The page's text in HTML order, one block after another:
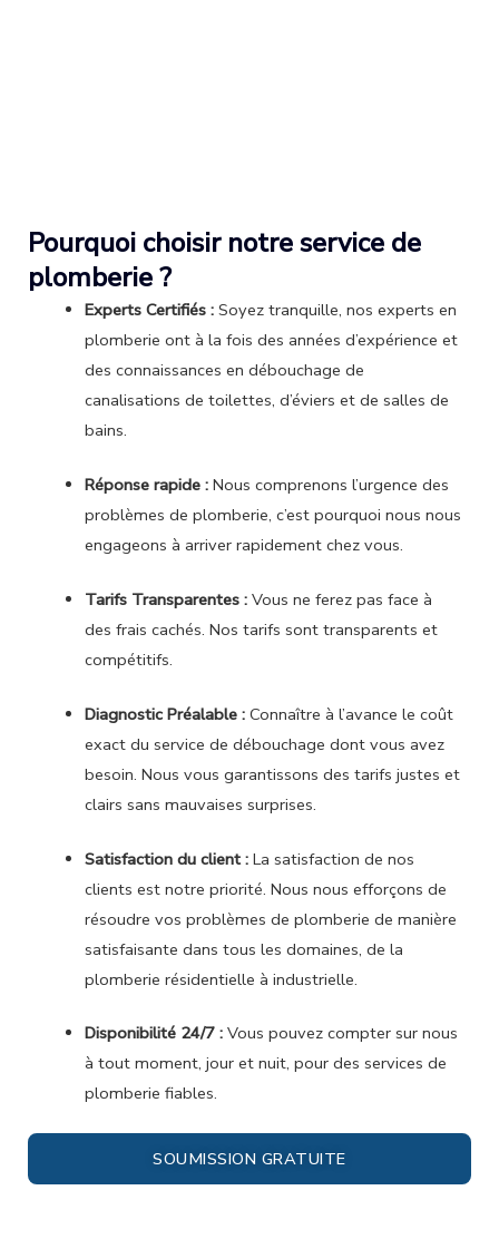
Pourquoi choisir notre service de
plomberie ?
Experts Certifiés : Soyez tranquille, nos experts en
plomberie ont à la fois des années d’expérience et
des connaissances en débouchage de
canalisations de toilettes, d’éviers et de salles de
bains.
Réponse rapide : Nous comprenons l’urgence des
problèmes de plomberie, c’est pourquoi nous nous
engageons à arriver rapidement chez vous.
Tarifs Transparentes : Vous ne ferez pas face à
des frais cachés. Nos tarifs sont transparents et
compétitifs.
Diagnostic Préalable : Connaître à l’avance le coût
exact du service de débouchage dont vous avez
besoin. Nous vous garantissons des tarifs justes et
clairs sans mauvaises surprises.
Satisfaction du client : La satisfaction de nos
clients est notre priorité. Nous nous efforçons de
résoudre vos problèmes de plomberie de manière
satisfaisante dans tous les domaines, de la
plomberie résidentielle à industrielle.
Disponibilité 24/7 : Vous pouvez compter sur nous
à tout moment, jour et nuit, pour des services de
plomberie fiables.
SOUMISSION GRATUITE